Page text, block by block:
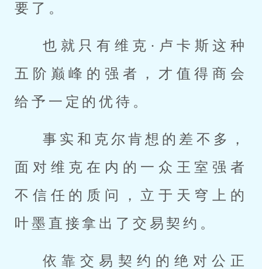
要了。
也就只有维克·卢卡斯这种
五阶巅峰的强者，才值得商会
给予一定的优待。
事实和克尔肯想的差不多，
面对维克在内的一众王室强者
不信任的质问，立于天穹上的
叶墨直接拿出了交易契约。
依靠交易契约的绝对公正